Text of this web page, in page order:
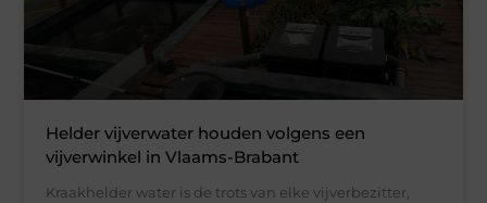
Helder vijverwater houden volgens een
vijverwinkel in Vlaams-Brabant
Kraakhelder water is de trots van elke vijverbezitter,